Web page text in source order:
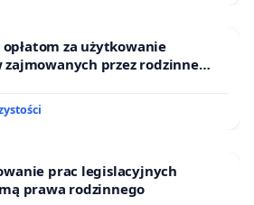
za użytkowanie
przez rodzinne
prac legislacyjnych
prawa rodzinnego